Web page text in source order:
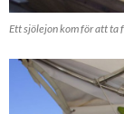
Ett sjölejon kom för att ta